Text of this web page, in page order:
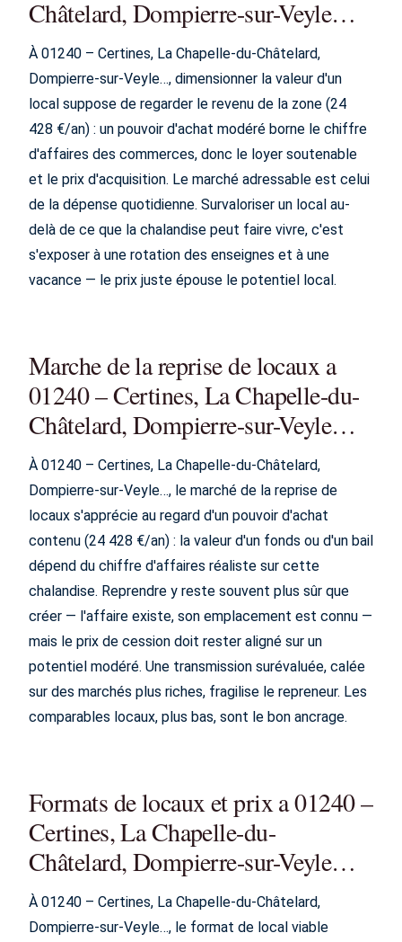
Châtelard, Dompierre-sur-Veyle…
À 01240 – Certines, La Chapelle-du-Châtelard,
Dompierre-sur-Veyle…, dimensionner la valeur d'un
local suppose de regarder le revenu de la zone (24
428 €/an) : un pouvoir d'achat modéré borne le chiffre
d'affaires des commerces, donc le loyer soutenable
et le prix d'acquisition. Le marché adressable est celui
de la dépense quotidienne. Survaloriser un local au-
delà de ce que la chalandise peut faire vivre, c'est
s'exposer à une rotation des enseignes et à une
vacance — le prix juste épouse le potentiel local.
Marche de la reprise de locaux a
01240 – Certines, La Chapelle-du-
Châtelard, Dompierre-sur-Veyle…
À 01240 – Certines, La Chapelle-du-Châtelard,
Dompierre-sur-Veyle…, le marché de la reprise de
locaux s'apprécie au regard d'un pouvoir d'achat
contenu (24 428 €/an) : la valeur d'un fonds ou d'un bail
dépend du chiffre d'affaires réaliste sur cette
chalandise. Reprendre y reste souvent plus sûr que
créer — l'affaire existe, son emplacement est connu —
mais le prix de cession doit rester aligné sur un
potentiel modéré. Une transmission surévaluée, calée
sur des marchés plus riches, fragilise le repreneur. Les
comparables locaux, plus bas, sont le bon ancrage.
Formats de locaux et prix a 01240 –
Certines, La Chapelle-du-
Châtelard, Dompierre-sur-Veyle…
À 01240 – Certines, La Chapelle-du-Châtelard,
Dompierre-sur-Veyle…, le format de local viable